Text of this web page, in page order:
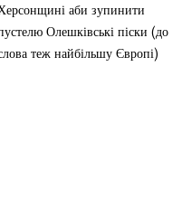
аби зупинити
Олешківські піски (до
теж найбільшу Європі)